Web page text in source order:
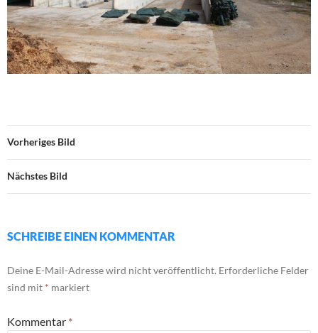
Vorheriges Bild
Nächstes Bild
SCHREIBE EINEN KOMMENTAR
Deine E-Mail-Adresse wird nicht veröffentlicht. Erforderliche Felder
sind mit * markiert
Kommentar *